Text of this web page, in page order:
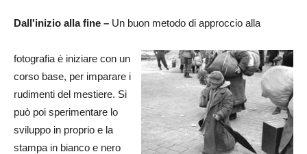
Dall'inizio alla fine – Un buon metodo di approccio alla
fotografia è iniziare con un
corso base, per imparare i
rudimenti del mestiere. Si
può poi sperimentare lo
sviluppo in proprio e la
stampa in bianco e nero